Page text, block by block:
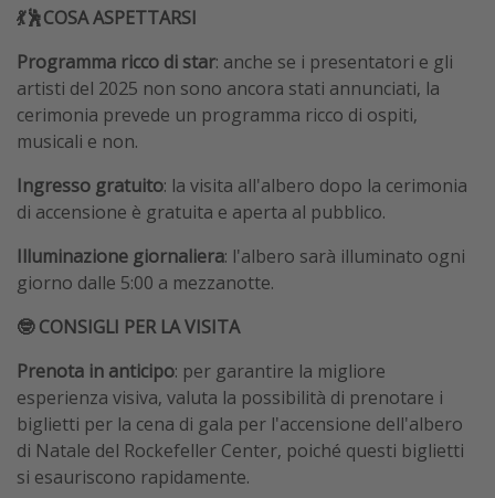
💃🕺COSA ASPETTARSI
Programma ricco di star: anche se i presentatori e gli
artisti del 2025 non sono ancora stati annunciati, la
cerimonia prevede un programma ricco di ospiti,
musicali e non.
Ingresso gratuito: la visita all'albero dopo la cerimonia
di accensione è gratuita e aperta al pubblico.
Illuminazione giornaliera: l'albero sarà illuminato ogni
giorno dalle 5:00 a mezzanotte.
🤓 CONSIGLI PER LA VISITA
Prenota in anticipo: per garantire la migliore
esperienza visiva, valuta la possibilità di prenotare i
biglietti per la cena di gala per l'accensione dell'albero
di Natale del Rockefeller Center, poiché questi biglietti
si esauriscono rapidamente.